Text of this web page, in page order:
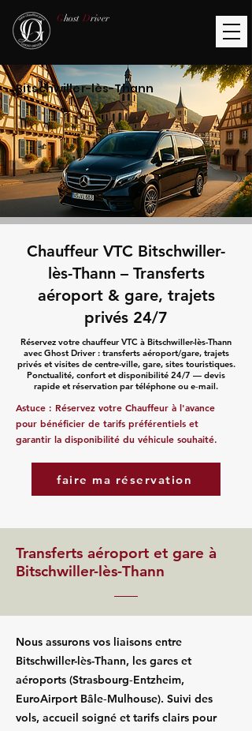
Ghost Driver
Bitschwiller-lès-Thann
Chauffeur VTC Bitschwiller-
lès-Thann – Transferts
aéroport & gare, trajets
privés 24/7
Réservez votre chauffeur VTC à Bitschwiller-lès-Thann
avec Ghost Driver : transferts aéroport/gare, trajets
privés et visites de centre-ville, gare, sites touristiques.
Ponctualité, confort et disponibilité 24/7 — devis
rapide et réservation par téléphone ou e‑mail.
Astuce : Réservez votre Chauffeur à l'avance
pour bénéficier de tarifs préférentiels et
garantir la disponibilité du véhicule souhaité.
faire ma réservation
Transferts aéroport et gare à
Bitschwiller-lès-Thann
Nous assurons vos liaisons entre
Bitschwiller-lès-Thann, les gares et
aéroports (Strasbourg‑Entzheim,
EuroAirport Bâle‑Mulhouse). Suivi des
vols, accueil soigné et tarifs clairs pour